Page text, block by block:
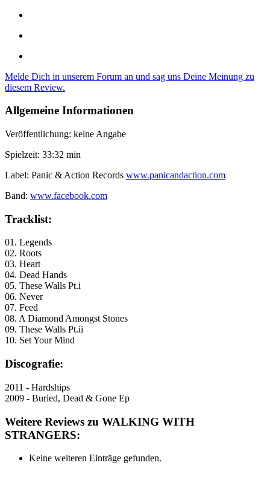
Melde Dich in unserem Forum an und sag uns Deine Meinung zu
diesem Review.
Allgemeine Informationen
Veröffentlichung: keine Angabe
Spielzeit: 33:32 min
Label: Panic & Action Records www.panicandaction.com
Band: www.facebook.com
Tracklist:
01. Legends
02. Roots
03. Heart
04. Dead Hands
05. These Walls Pt.i
06. Never
07. Feed
08. A Diamond Amongst Stones
09. These Walls Pt.ii
10. Set Your Mind
Discografie:
2011 - Hardships
2009 - Buried, Dead & Gone Ep
Weitere Reviews zu WALKING WITH
STRANGERS:
Keine weiteren Einträge gefunden.